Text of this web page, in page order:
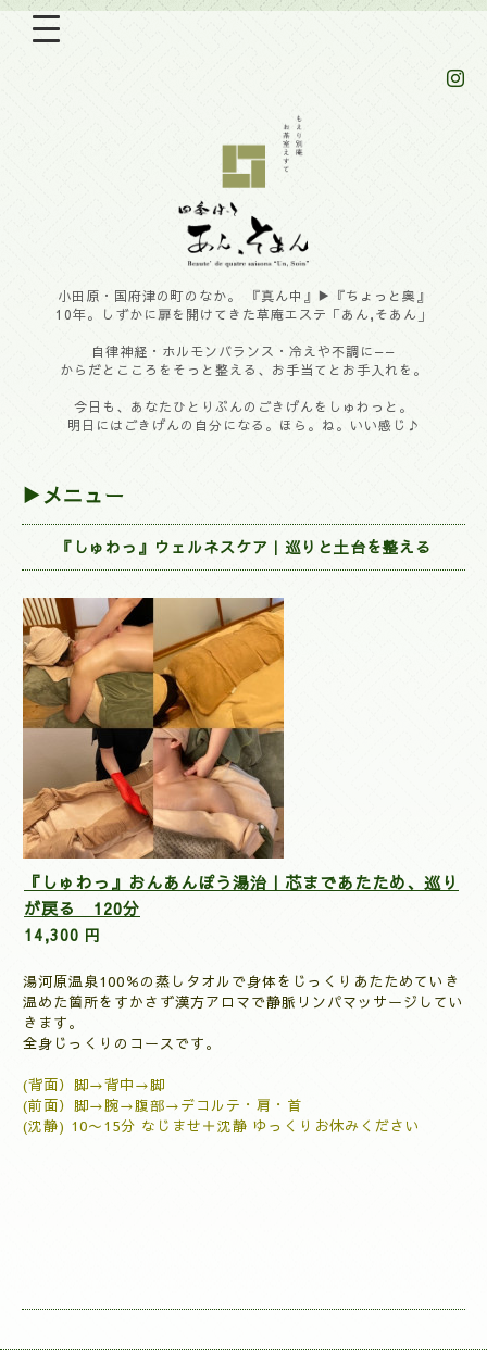
小田原・国府津の町のなか。 『真ん中』▶︎『ちょっと奥』
10年。しずかに扉を開けてきた草庵エステ「あん,そあん」
自律神経・ホルモンバランス・冷えや不調に——
からだとこころをそっと整える、お手当てとお手入れを。
今日も、あなたひとりぶんのごきげんをしゅわっと。
明日にはごきげんの自分になる。ほら。ね。いい感じ♪
▶メニュー
『しゅわっ』ウェルネスケア｜巡りと土台を整える
『しゅわっ』おんあんぽう湯治｜芯まであたため、巡り
が戻る 120分
14,300 円
湯河原温泉100％の蒸しタオルで身体をじっくりあたためていき
温めた箇所をすかさず漢方アロマで静脈リンパマッサージしてい
きます。
全身じっくりのコースです。
(背面）脚→背中→脚
(前面）脚→腕→腹部→デコルテ・肩・首
(沈静) 10〜15分 なじませ＋沈静 ゆっくりお休みください